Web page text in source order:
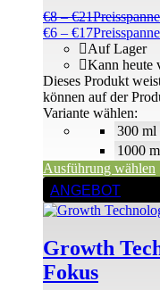
€8 –€21
€6 – €17
300 ml
1000
Auf Lager
Kann heute
Variante wählen:
Ausführung wählen
Dieses Produkt
können auf der
ANGEBOT
Growth
Fokus